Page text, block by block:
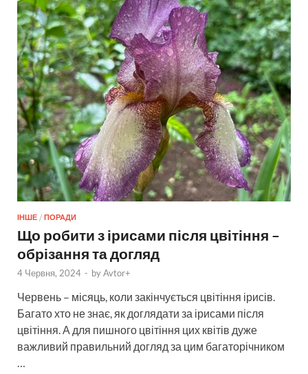
ІНШЕ / ПОРАДИ
Що робити з ірисами після цвітіння –
обрізання та догляд
4 Червня, 2024 - byAvtor+
Червень – місяць, коли закінчується цвітіння ірисів.
Багато хто не знає, як доглядати за ірисами після
цвітіння. А для пишного цвітіння цих квітів дуже
важливий правильний догляд за цим багаторічником
…